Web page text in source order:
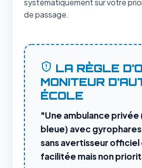
de passage.
LA RÈGLE
MONITEUR
ÉCOLE
"Une ambulance privée
bleue) avec gyrophares
sans avertisseur officiel
facilitée mais non